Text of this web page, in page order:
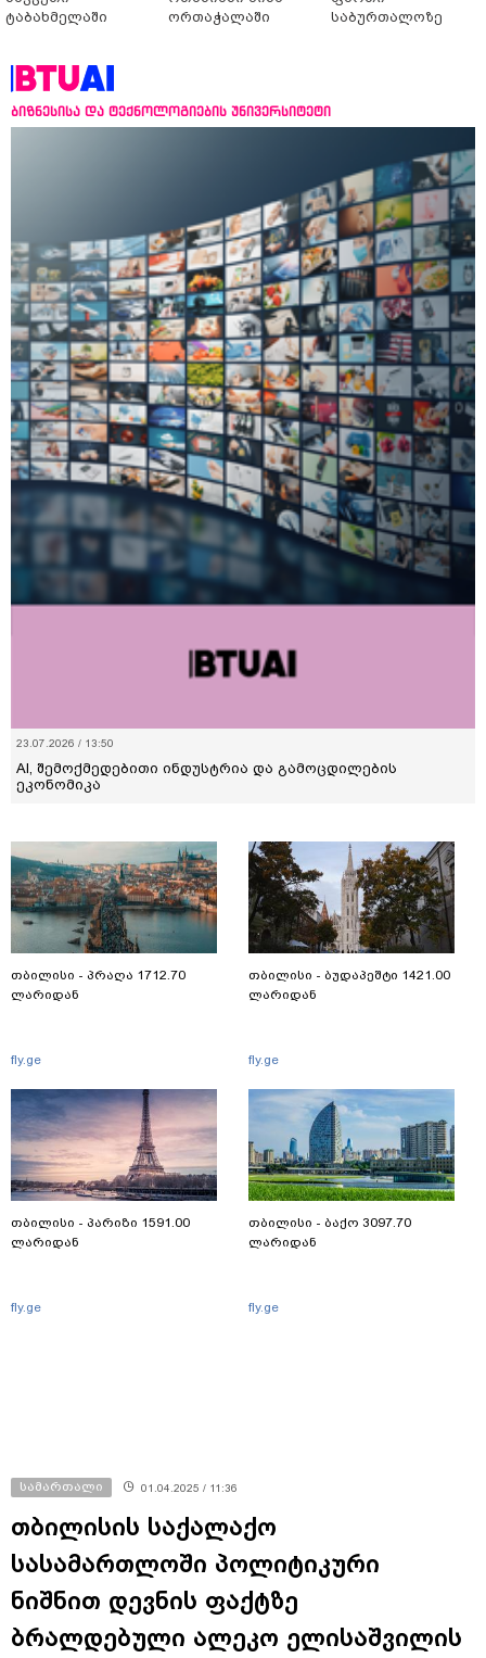
ტაბახმელაში
ორთაჭალაში
საბურთალოზე
ბიზნესისა და ტექნოლოგიების უნივერსიტეტი
23.07.2026 / 13:50
AI, შემოქმედებითი ინდუსტრია და გამოცდილების
ეკონომიკა
თბილისი - პრაღა 1712.70
ლარიდან
fly.ge
თბილისი - პარიზი 1591.00
ლარიდან
fly.ge
თბილისი - ბუდაპეშტი 1421.00
ლარიდან
fly.ge
თბილისი - ბაქო 3097.70
ლარიდან
fly.ge
სამართალი 01.04.2025 / 11:36
თბილისის საქალაქო
სასამართლოში პოლიტიკური
ნიშნით დევნის ფაქტზე
ბრალდებული ალეკო ელისაშვილის